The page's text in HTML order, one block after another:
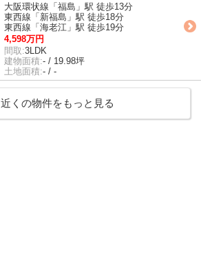
大阪環状線「福島」駅 徒歩13分
東西線「新福島」駅 徒歩18分
東西線「海老江」駅 徒歩19分
4,598万円
間取:3LDK
建物面積:- / 19.98坪
土地面積:- / -
近くの物件をもっと見る